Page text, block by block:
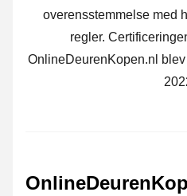
overensstemmelse med
regler.
OnlineDeurenKopen.nl